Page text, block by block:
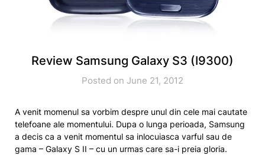
Review Samsung Galaxy S3 (I9300)
Posted on June 21, 2012
A venit momenul sa vorbim despre unul din cele mai cautate
telefoane ale momentului. Dupa o lunga perioada, Samsung
a decis ca a venit momentul sa inlocuiasca varful sau de
gama – Galaxy S II – cu un urmas care sa-i preia gloria.